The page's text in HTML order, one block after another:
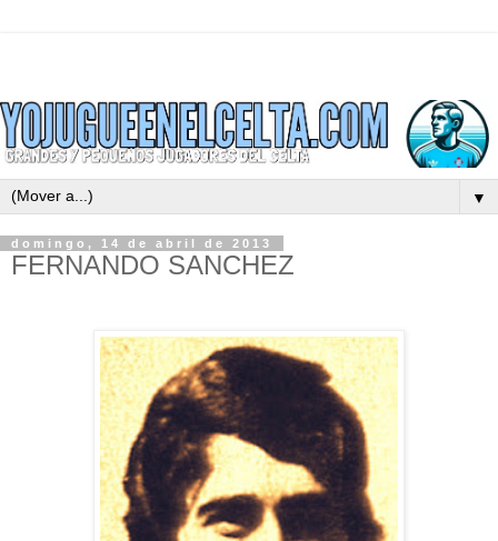
▼
domingo, 14 de abril de 2013
FERNANDO SANCHEZ